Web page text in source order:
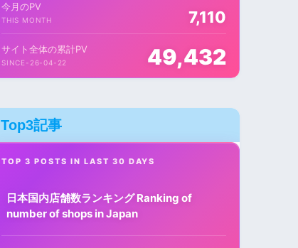
今月のPV
THIS MONTH 7,110
サイト全体の累計PV
SINCE-26-04-22 49,432
Top3記事
TOP 3 POSTS IN LAST 30 DAYS
日本国内店舗数ランキング Ranking of
number of shops in Japan